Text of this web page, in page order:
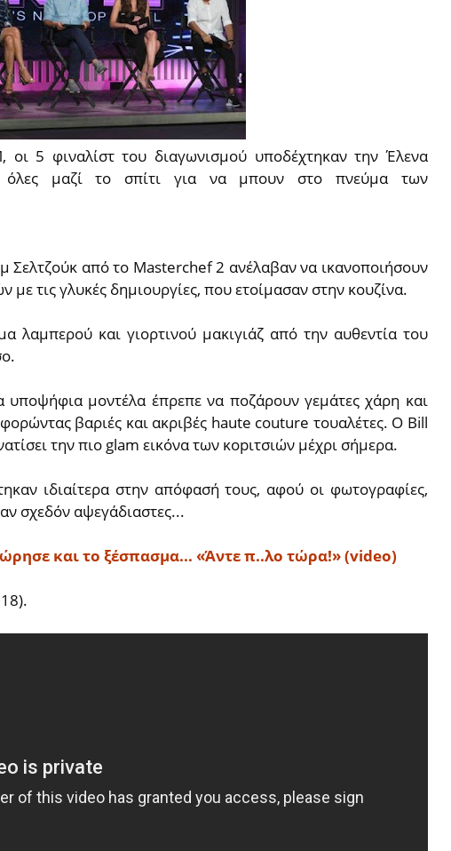
οι 5 φιναλίστ του διαγωνισμού υποδέχτηκαν την Έλενα
όλες μαζί το σπίτι για να μπουν στο πνεύμα των
Σελτζούκ από το Masterchef 2 ανέλαβαν να ικανοποιήσουν
με τις γλυκές δημιουργίες, που ετοίμασαν στην κουζίνα.
λαμπερού και γιορτινού μακιγιάζ από την αυθεντία του
υποψήφια μοντέλα έπρεπε να ποζάρουν γεμάτες χάρη και
βαριές και ακριβές haute couture τουαλέτες. Ο Βill
την πιο glam εικόνα των κopιτσιών μέχρι σήμερα.
ιδιαίτερα στην απόφασή τους, αφού οι φωτογραφίες,
σχεδόν αψεγάδιαστες...
και το ξέσπασμα... «Άντε π..λο τώρα!» (video)